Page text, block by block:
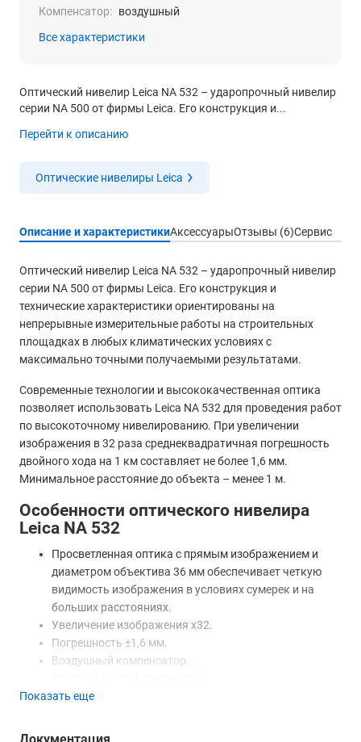
Компенсатор: воздушный
Все характеристики
Оптический нивелир Leica NA 532 – ударопрочный нивелир
серии NA 500 от фирмы Leica. Его конструкция и...
Перейти к описанию
Оптические нивелиры Leica
Описание и характеристикиАксессуарыОтзывы (6)Сервис
Оптический нивелир Leica NA 532 – ударопрочный нивелир
серии NA 500 от фирмы Leica. Его конструкция и
технические характеристики ориентированы на
непрерывные измерительные работы на строительных
площадках в любых климатических условиях с
максимально точными получаемыми результатами.
Современные технологии и высококачественная оптика
позволяет использовать Leica NA 532 для проведения работ
по высокоточному нивелированию. При увеличении
изображения в 32 раза среднеквадратичная погрешность
двойного хода на 1 км составляет не более 1,6 мм.
Минимальное расстояние до объекта – менее 1 м.
Особенности оптического нивелира
Leica NA 532
Просветленная оптика с прямым изображением и
диаметром объектива 36 мм обеспечивает четкую
видимость изображения в условиях сумерек и на
больших расстояниях.
Увеличение изображения х32.
Погрешность ±1,6 мм.
Воздушный компенсатор.
Пентапризма для легкого определения положения
Показать еще